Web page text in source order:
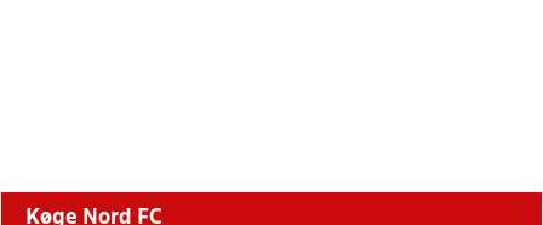
Køge Nord FC